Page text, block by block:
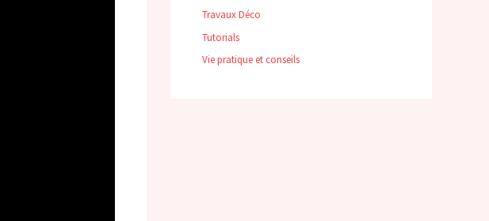
Travaux Déco
Tutorials
Vie pratique et conseils